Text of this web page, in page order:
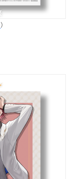
）